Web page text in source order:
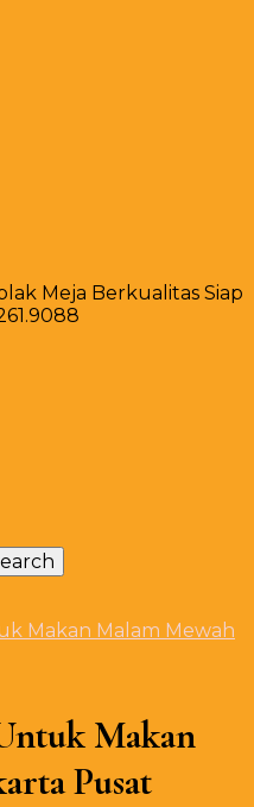
Meja Berkualitas Siap
Makan Malam Mewah
Makan
Pusat